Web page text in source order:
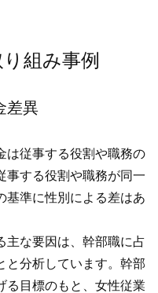
組み事例
差異
は従事する役割や職務の
事する役割や職務が同一
基準に性別による差はあ
主な要因は、幹部職に占
と分析しています。幹部
る目標のもと、女性従業